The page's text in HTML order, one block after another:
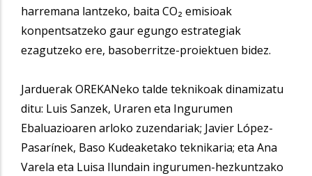
harremana lantzeko, baita CO₂ emisioak
konpentsatzeko gaur egungo estrategiak
ezagutzeko ere, basoberritze-proiektuen bidez.
Jarduerak OREKANeko talde teknikoak dinamizatu
ditu: Luis Sanzek, Uraren eta Ingurumen
Ebaluazioaren arloko zuzendariak; Javier López-
Pasarínek, Baso Kudeaketako teknikaria; eta Ana
Varela eta Luisa Ilundain ingurumen-hezkuntzako